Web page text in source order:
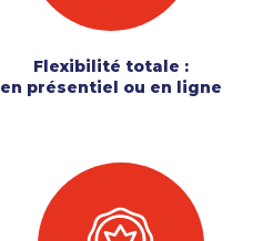
Flexibilité totale :
en présentiel ou en ligne